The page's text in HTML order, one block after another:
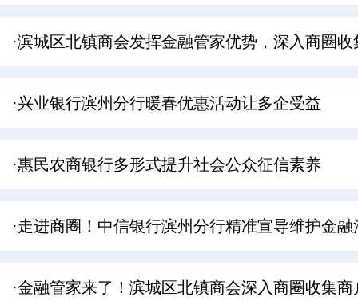
·滨城区北镇商会发挥金融管家优势，深入商圈
·兴业银行滨州分行暖春优惠活动让多企受益
·惠民农商银行多形式提升社会公众征信素养
·走进商圈！中信银行滨州分行精准宣导维护金
·金融管家来了！滨城区北镇商会深入商圈收集